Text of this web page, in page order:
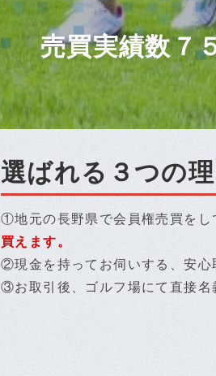
売買実績数７
選ばれる３つの
①地元の長野県で会員権売買をし
買えます。
②現金を持ってお伺いする、安心
③お取引後、ゴルフ場にて直接名